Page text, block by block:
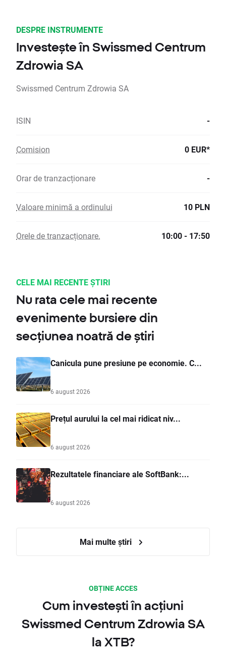
DESPRE INSTRUMENTE
Investește în Swissmed Centrum
Zdrowia SA
Swissmed Centrum Zdrowia SA
ISIN -
Comision 0 EUR*
Orar de tranzacționare -
Valoare minimă a ordinului 10 PLN
Orele de tranzacționare. 10:00 - 17:50
CELE MAI RECENTE ȘTIRI
Nu rata cele mai recente
evenimente bursiere din
secțiunea noatră de știri
Canicula pune presiune pe economie. C...
6 august 2026
Prețul aurului la cel mai ridicat niv...
6 august 2026
Rezultatele financiare ale SoftBank:...
6 august 2026
Mai multe știri
OBȚINE ACCES
Cum investești în acțiuni
Swissmed Centrum Zdrowia SA
la XTB?